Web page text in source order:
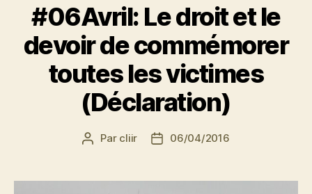
#06Avril: Le droit et le
devoir de commémorer
toutes les victimes
(Déclaration)
Auteur
Par cliir
Date06/04/2016